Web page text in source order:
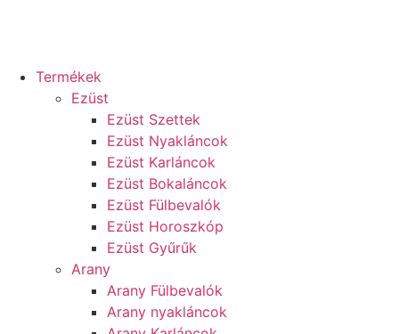
Termékek
Ezüst
Ezüst Szettek
Ezüst Nyakláncok
Ezüst Karláncok
Ezüst Bokaláncok
Ezüst Fülbevalók
Ezüst Horoszkóp
Ezüst Gyűrűk
Arany
Arany Fülbevalók
Arany nyakláncok